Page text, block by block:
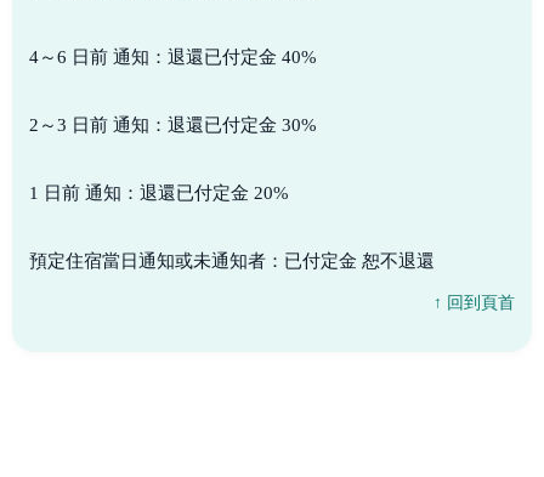
4～6 日前 通知：退還已付定金 40%
2～3 日前 通知：退還已付定金 30%
1 日前 通知：退還已付定金 20%
預定住宿當日通知或未通知者：已付定金 恕不退還
↑ 回到頁首